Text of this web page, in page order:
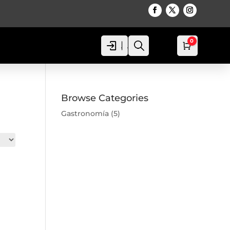
Acceso
Acceso Carro
0
Browse Categories
Gastronomía (5)